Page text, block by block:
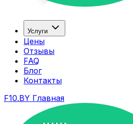
Услуги
Цены
Отзывы
FAQ
Блог
Контакты
F10.BY Главная